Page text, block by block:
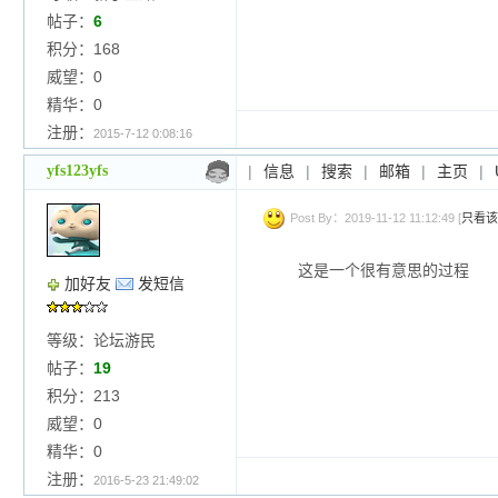
帖子： 6
积分：168
威望：0
精华：0
注册：
2015-7-12 0:08:16
yfs123yfs | 信息 | 搜索 | 邮箱 | 主页 |
加好友 发短信
等级：论坛游民
帖子： 19
积分：213
威望：0
精华：0
注册：
2016-5-23 21:49:02
Post By：2019-11-12 11:12:49 [只看
这是一个很有意思的过程